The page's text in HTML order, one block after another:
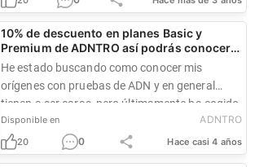
10% de descuento en planes Basic y
Premium de ADNTRO así podrás conocer
tus origines.
He estado buscando como conocer mis
orígenes con pruebas de ADN y en general
tienen a ser caras, pero últimamente ha cogido
fuerza esta empresa ADNTRO pues...
Disponible en ADNTRO
20 0 Hace casi 4 años